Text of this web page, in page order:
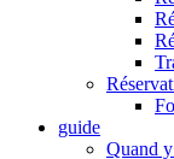
guide
Quand